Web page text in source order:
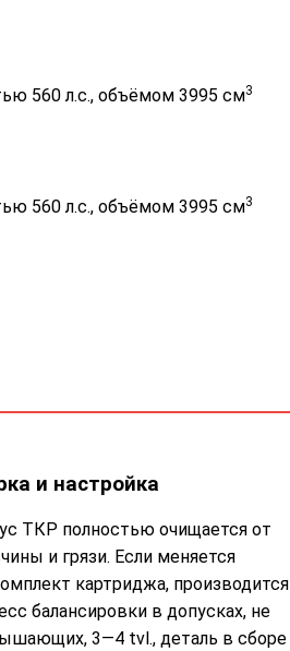
560 л.с., объёмом 3995 см3
560 л.с., объёмом 3995 см3
и настройка
ТКР полностью очищается от
и грязи. Если меняется
картриджа, производится
балансировки в допусках, не
3—4 tvl., деталь в сборе